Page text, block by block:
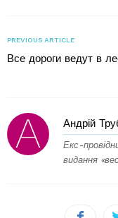
PREVIOUS ARTICLE
Все дороги ведут в
Андрій
Екс-
видання